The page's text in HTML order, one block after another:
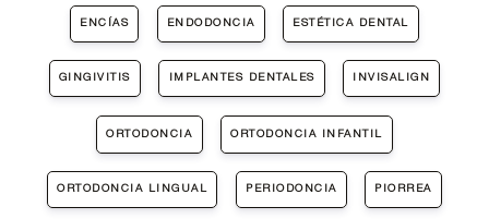
ENCÍAS ENDODONCIA ESTÉTICA DENTAL
GINGIVITIS IMPLANTES DENTALES INVISALIGN
ORTODONCIA ORTODONCIA INFANTIL
ORTODONCIA LINGUAL PERIODONCIA PIORREA